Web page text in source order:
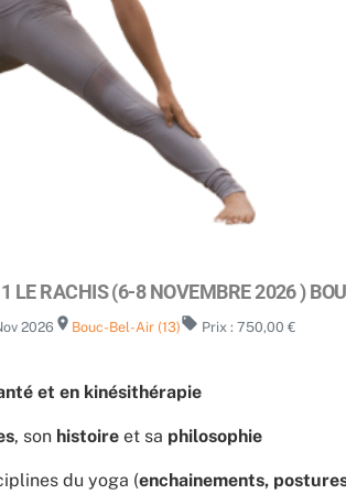
LE RACHIS (6-8 NOVEMBRE 2026 )
2026 room Bouc-Bel-Air (13)local_offer Prix : 750,00 €
et en kinésithérapie
, son histoireet sa philosophie
du yoga (enchainements,